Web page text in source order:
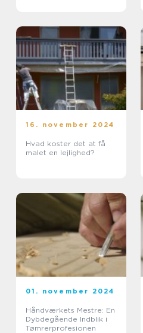
16. november 2024
Hvad koster det at få
malet en lejlighed?
01. november 2024
Håndværkets Mestre: En
Dybdegående Indblik i
Tømrerprofesionen